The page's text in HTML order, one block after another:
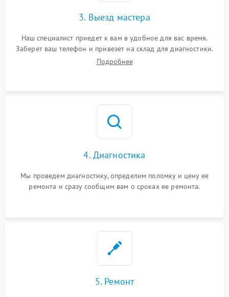
3. Выезд мастера
Наш специалист приедет к вам в удобное для вас время.
Заберет ваш телефон и привезет на склад для диагностики.
Подробнее
4. Диагностика
Мы проведем диагностику, определим поломку и цену ее
ремонта и сразу сообщим вам о сроках ее ремонта.
5. Ремонт